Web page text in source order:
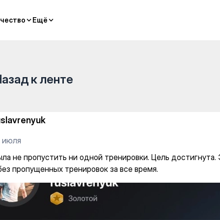
Ещё
Ещё тренировки. Цель
к ленте
июля
не пропустить ни одной тренировки. Цель
пропущенных тренировок за все время.